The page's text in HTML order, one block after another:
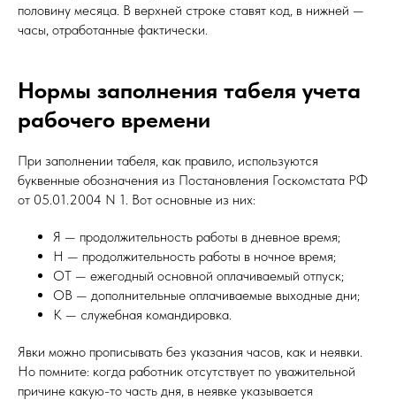
половину месяца. В верхней строке ставят код, в нижней —
часы, отработанные фактически.
Нормы заполнения табеля учета
рабочего времени
При заполнении табеля, как правило, используются
буквенные обозначения из Постановления Госкомстата РФ
от 05.01.2004 N 1. Вот основные из них:
Я — продолжительность работы в дневное время;
Н — продолжительность работы в ночное время;
ОТ — ежегодный основной оплачиваемый отпуск;
ОВ — дополнительные оплачиваемые выходные дни;
К — служебная командировка.
Явки можно прописывать без указания часов, как и неявки.
Но помните: когда работник отсутствует по уважительной
причине какую-то часть дня, в неявке указывается